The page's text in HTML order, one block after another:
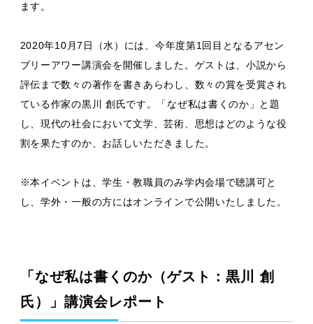
ます。
2020年10月7日（水）には、今年度第1回目となるアセン
ブリーアワー講演会を開催しました。ゲストは、小説から
評伝まで数々の著作を書きあらわし、数々の賞を受賞され
ている作家の黒川 創氏です。「なぜ私は書くのか」と題
し、現代の社会において文学、芸術、思想はどのような役
割を果たすのか、お話しいただきました。
※本イベントは、学生・教職員のみ学内会場で聴講可と
し、学外・一般の方にはオンラインで公開いたしました。
「なぜ私は書くのか（ゲスト：黒川 創
氏）」講演会レポート